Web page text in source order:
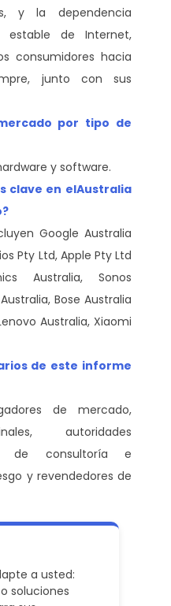
y la dependencia
estable de Internet,
consumidores hacia
junto con sus
por tipo de
y software.
clave en elAustralia
Google Australia
Pty Ltd, Apple Pty Ltd
Australia, Sonos
Bose Australia
Australia, Xiaomi
de este informe
de mercado,
autoridades
de consultoría e
y revendedores de
a usted:
soluciones